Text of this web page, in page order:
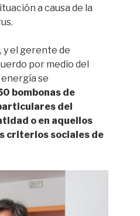
a causa de la
y el gerente de
por medio del
se
bombonas de
del
o en aquellos
criterios sociales de